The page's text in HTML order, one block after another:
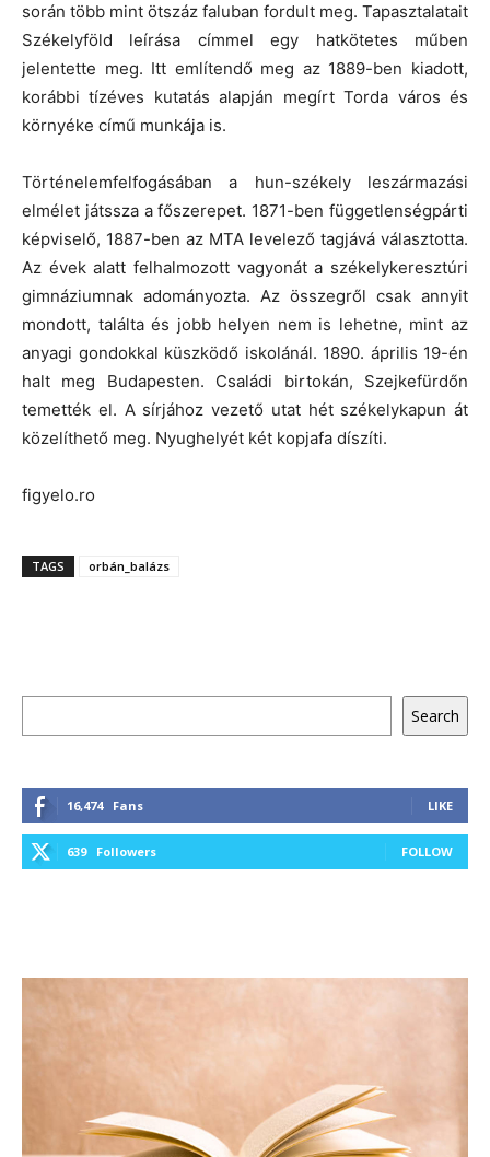
során több mint ötszáz faluban fordult meg. Tapasztalatait
Székelyföld leírása címmel egy hatkötetes műben
jelentette meg. Itt említendő meg az 1889-ben kiadott,
korábbi tízéves kutatás alapján megírt Torda város és
környéke című munkája is.
Történelemfelfogásában a hun-székely leszármazási
elmélet játssza a főszerepet. 1871-ben függetlenségpárti
képviselő, 1887-ben az MTA levelező tagjává választotta.
Az évek alatt felhalmozott vagyonát a székelykeresztúri
gimnáziumnak adományozta. Az összegről csak annyit
mondott, találta és jobb helyen nem is lehetne, mint az
anyagi gondokkal küszködő iskolánál. 1890. április 19-én
halt meg Budapesten. Családi birtokán, Szejkefürdőn
temették el. A sírjához vezető utat hét székelykapun át
közelíthető meg. Nyughelyét két kopjafa díszíti.
figyelo.ro
TAGS orbán_balázs
Search
16,474 Fans LIKE
639 Followers FOLLOW